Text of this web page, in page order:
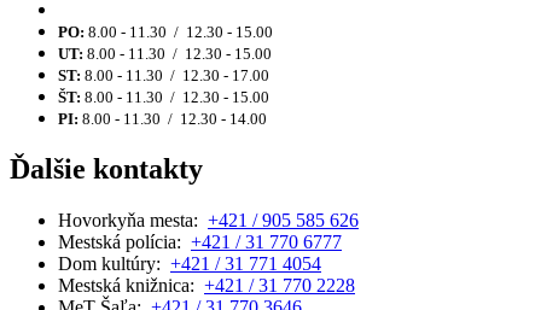
PO: 8.00 - 11.30 / 12.30 - 15.00
UT: 8.00 - 11.30 / 12.30 - 15.00
ST: 8.00 - 11.30 / 12.30 - 17.00
ŠT: 8.00 - 11.30 / 12.30 - 15.00
PI: 8.00 - 11.30 / 12.30 - 14.00
Ďalšie kontakty
Hovorkyňa mesta: +421 / 905 585 626
Mestská polícia: +421 / 31 770 6777
Dom kultúry: +421 / 31 771 4054
Mestská knižnica: +421 / 31 770 2228